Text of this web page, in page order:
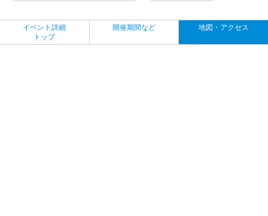
イベント詳細
トップ
開催期間など 地図・アクセス